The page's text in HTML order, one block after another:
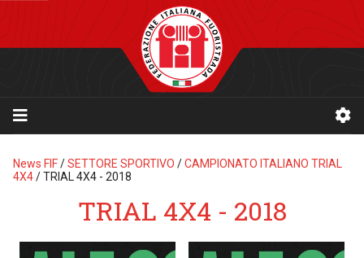
News FIF/SETTORE SPORTIVO /CAMPIONATO ITALIANO TRIAL
4X4/TRIAL 4X4 - 2018
TRIAL 4X4 - 2018